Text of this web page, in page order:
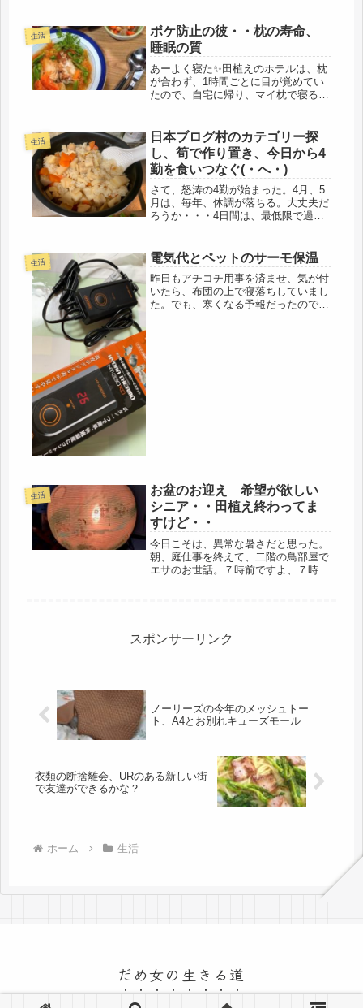
関連が紛失してはいけないと考え、通
い介護の期間は、母宛ての郵便物を関
東...
生活
ボケ防止の彼・・枕の寿命、
睡眠の質
あーよく寝た✨田植えのホテルは、枕
が合わず、1時間ごとに目が覚めてい
たので、自宅に帰り、マイ枕で寝る
ろには、一度トイレに目が覚めるけ
ど、その後、続きを寝て、朝７時ま...
生活
日本ブログ村のカテゴリー探
し、筍で作り置き、今日から4
勤を食いつなぐ(・へ・)
さて、怒涛の4勤が始まった。4月、5
月は、毎年、体調が落ちる。大丈夫だ
ろうか・・・4日間は、最低限で過ご
庭の雑草抜き、電気屋にＰＣ用品を買
いに行き、ネットが不安定なので、
プ...
生活 電気代とペットのサーモ保温
昨日もアチコチ用事を済ませ、気が付
いたら、布団の上で寝落ちしていまし
た。でも、寒くなる予報だったので、
生活
お盆のお迎え 希望が欲しい
シニア・・田植え終わってま
すけど・・
今日こそは、異常な暑さだと思った。
朝、庭仕事を終えて、二階の鳥部屋で
エサのお世話。７時前ですよ、７時前
スポンサーリンク
ノーリーズの今年のメッシュトー
ト、A4とお別れキューズモール
衣類の断捨離会、URのある新しい街
で友達ができるかな？
ホーム 生活
だめ女の生きる道